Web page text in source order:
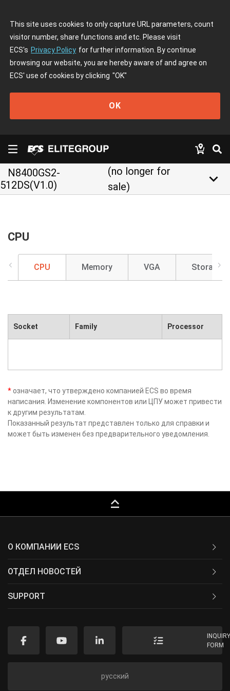
This site uses cookies to only capture URL parameters, count
visitor number, share functions and etc. Please visit
ECS's Privacy Policy for further information. By continue
browsing our website, you are hereby aware of and agree on
ECS' use of cookies by clicking "OK"
OK
N8400GS2-
512DS(V1.0)
(no longer for
sale)
keyboard_arrow_down
CPU
CPU Memory VGA Storage
Socket Family Processor
* означает, что утверждено компанией ECS во время
написания. Изменение компонентов или ЦПУ может привести
к другим результатам.
Показанный результат представлен только для справки и
может быть изменен без предварительного уведомления.
keyboard_capslock
О КОМПАНИИ ECS
ОТДЕЛ НОВОСТЕЙ
SUPPORT
FORM
русский